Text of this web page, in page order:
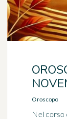
Oroscopo
Nel corso